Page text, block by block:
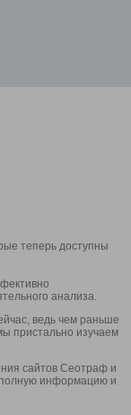
теперь доступны
анализа.
ведь чем раньше
пристально изучаем
сайтов Сеотраф и
полную информацию и